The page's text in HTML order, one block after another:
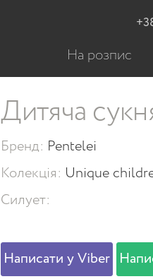
Дитяча
Бренд: Pentelei
Колекція: Unique
Силует:
Написати у Viber
На розпис